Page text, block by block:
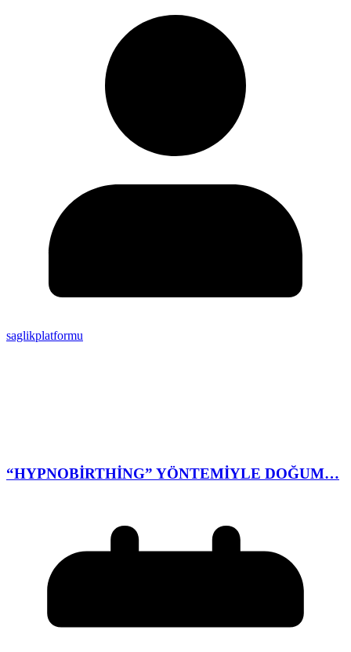
saglikplatformu
“HYPNOBİRTHİNG” YÖNTEMİYLE DOĞUM…